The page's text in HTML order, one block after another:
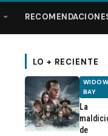
LO + RECIENTE
BAY
La
de